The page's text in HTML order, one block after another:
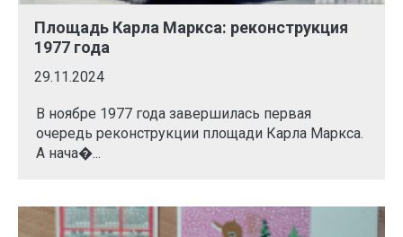
Площадь Карла Маркса: реконструкция
1977 года
29.11.2024
В ноябре 1977 года завершилась первая
очередь реконструкции площади Карла Маркса.
А нача�...